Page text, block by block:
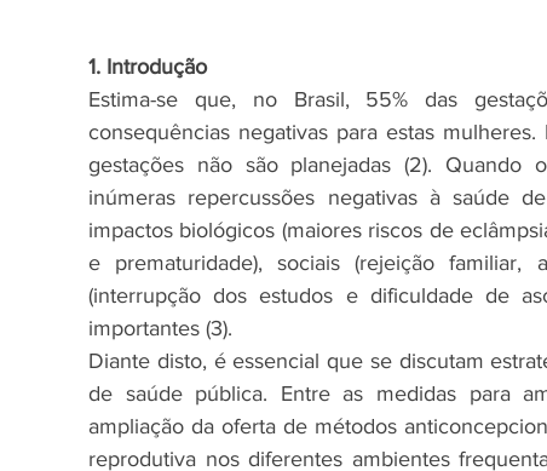
1. Introdução
Estima-se que, no Brasil, 55% das
consequências negativas para estas
gestações não são planejadas (2).
inúmeras repercussões negativas à saúde
impactos biológicos (maiores riscos de
e prematuridade), sociais (rejeição
(interrupção dos estudos e dificuldade de
importantes (3).
Diante disto, é essencial que se discutam
de saúde pública. Entre as medidas para
ampliação da oferta de métodos
reprodutiva nos diferentes ambientes